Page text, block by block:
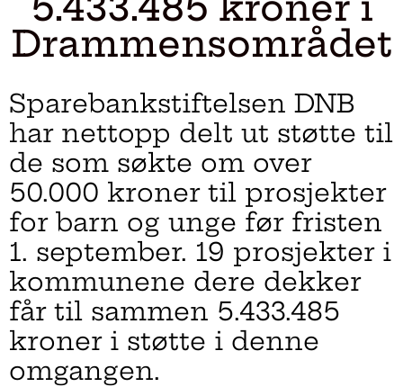
Drammensområdet
Sparebankstiftelsen DNB
har nettopp delt ut støtte til
de som søkte om over
50.000 kroner til prosjekter
for barn og unge før fristen
1. september. 19 prosjekter i
kommunene dere dekker
får til sammen 5.433.485
kroner i støtte i denne
omgangen.